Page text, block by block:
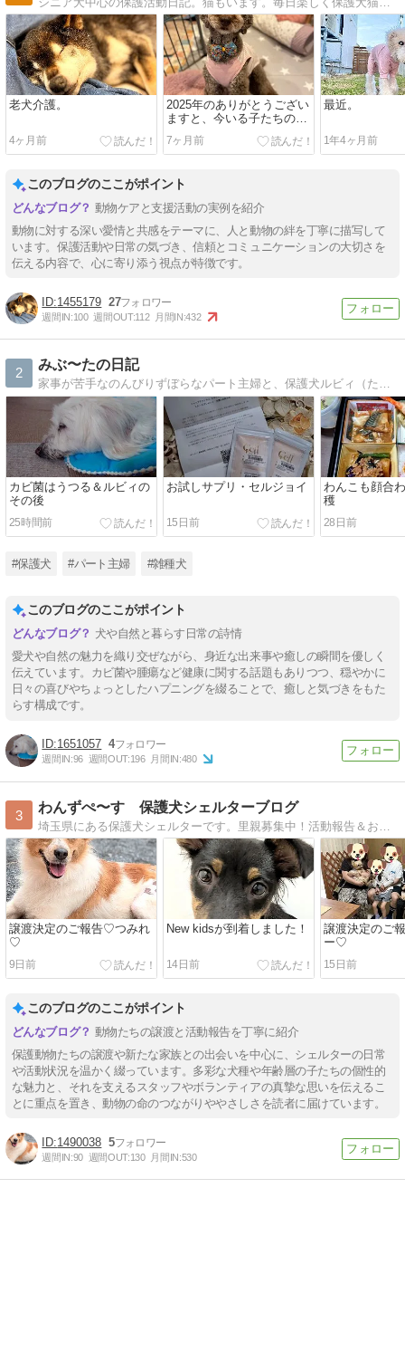
老犬介護。
4ヶ月前
2025年のありがとうござい
ますと、今いる子たちのま
とめ。
7ヶ月前
最近。
1年4ヶ月前
このブログのここがポイント
動物ケアと支援活動の実例を紹介
動物に対する深い愛情と共感をテーマに、人と動物の絆を丁寧に描写して
います。保護活動や日常の気づき、信頼とコミュニケーションの大切さを
伝える内容で、心に寄り添う視点が特徴です。
1455179 27
週間IN:100 週間OUT:112 月間IN:432
2
みぶ〜たの日記
家事が苦手なのんびりずぼらなパート主婦と、保護犬ルビィ（たぶんマルックス）との日常を綴った日記です。
カビ菌はうつる＆ルビィの
その後
25時間前
お試しサプリ・セルジョイ
15日前
わんこも顔合
穫
28日前
#保護犬 #パート主婦 #雑種犬
このブログのここがポイント
犬や自然と暮らす日常の詩情
愛犬や自然の魅力を織り交ぜながら、身近な出来事や癒しの瞬間を優しく
伝えています。カビ菌や腫瘍など健康に関する話題もありつつ、穏やかに
日々の喜びやちょっとしたハプニングを綴ることで、癒しと気づきをもた
らす構成です。
1651057 4
週間IN:96 週間OUT:196 月間IN:480
3
わんずぺ〜す 保護犬シェルターブログ
譲渡決定のご報告♡つみれ
♡
9日前
New kidsが到着しました！
14日前
譲渡決定のご
ー♡
15日前
このブログのここがポイント
動物たちの譲渡と活動報告を丁寧に紹介
保護動物たちの譲渡や新たな家族との出会いを中心に、シェルターの日常
や活動状況を温かく綴っています。多彩な犬種や年齢層の子たちの個性的
な魅力と、それを支えるスタッフやボランティアの真摯な思いを伝えるこ
とに重点を置き、動物の命のつながりややさしさを読者に届けています。
1490038 5
週間IN:90 週間OUT:130 月間IN:530